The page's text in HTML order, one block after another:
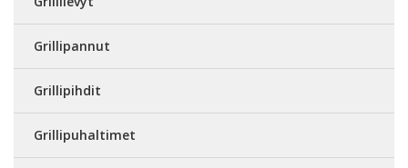
Grillipannut
Grillipihdit
Grillipuhaltimet